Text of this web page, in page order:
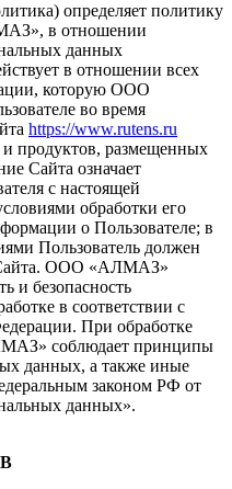
определяет политику
в отношении
данных
в отношении всех
которую ООО
во время
https://www.rutens.ru
продуктов, размещенных
Сайта означает
с настоящей
обработки его
о Пользователе; в
Пользователь должен
Сайта. ООО «АЛМАЗ»
и безопасность
в соответствии с
При обработке
соблюдает принципы
данных, а также иные
законом РФ от
данных».